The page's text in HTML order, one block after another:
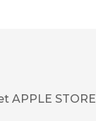
APPLE STORE